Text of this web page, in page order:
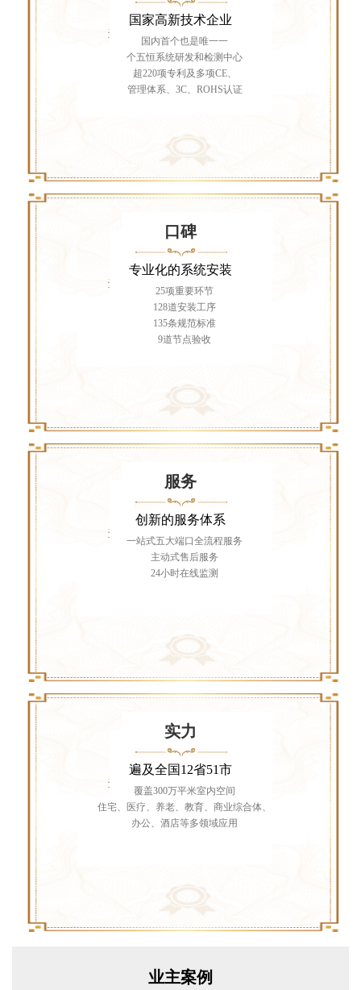
国家高新技术企业
国内首个也是唯一一
个五恒系统研发和检测中心
超220项专利及多项CE、
管理体系、3C、ROHS认证
口碑
专业化的系统安装
25项重要环节
128道安装工序
135条规范标准
9道节点验收
服务
创新的服务体系
一站式五大端口全流程服务
主动式售后服务
24小时在线监测
实力
遍及全国12省51市
覆盖300万平米室内空间
住宅、医疗、养老、教育、商业综合体、
办公、酒店等多领域应用
业主案例